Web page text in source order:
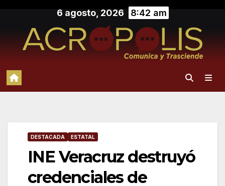
contenido
6 agosto, 2026 8:42 am
DESTACADA ESTATAL
INE Veracruz destruyó
credenciales de